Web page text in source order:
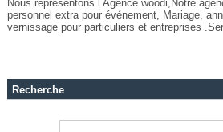
Nous représentons l Agence woodi,Notre
personnel extra pour événement, Mariage,
vernissage pour particuliers et entreprises
Recherche